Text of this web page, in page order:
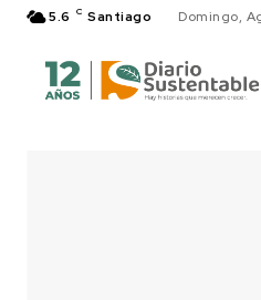
5.6 C Santiago Domingo,